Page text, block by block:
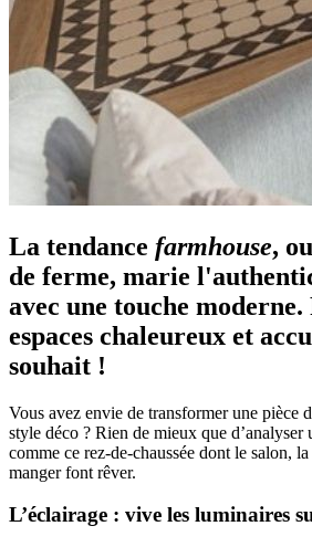
La tendance farmhouse,
de ferme, marie
avec une touche
espaces chaleureux et
souhait !
Vous avez envie de transformer une pièce
style déco ? Rien de mieux que d’analyser
comme ce rez-de-chaussée dont le salon,
manger font rêver.
L’éclairage : vive les luminaires